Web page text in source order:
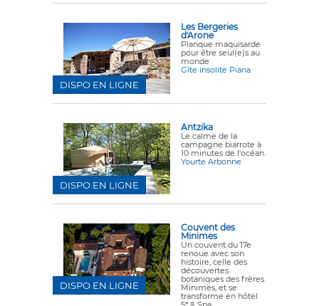
Les Bergeries
d'Arone
Planque maquisarde
pour être seul(e)s au
monde
Gîte insolite Piana
DISPO EN LIGNE
Antzika
Le calme de la
campagne biarrote à
10 minutes de l'océan.
Yourte Arbonne
DISPO EN LIGNE
Couvent des
Minimes
Un couvent du 17e
renoue avec son
histoire, celle des
découvertes
botaniques des frères
Minimes, et se
transforme en hôtel
DISPO EN LIGNE